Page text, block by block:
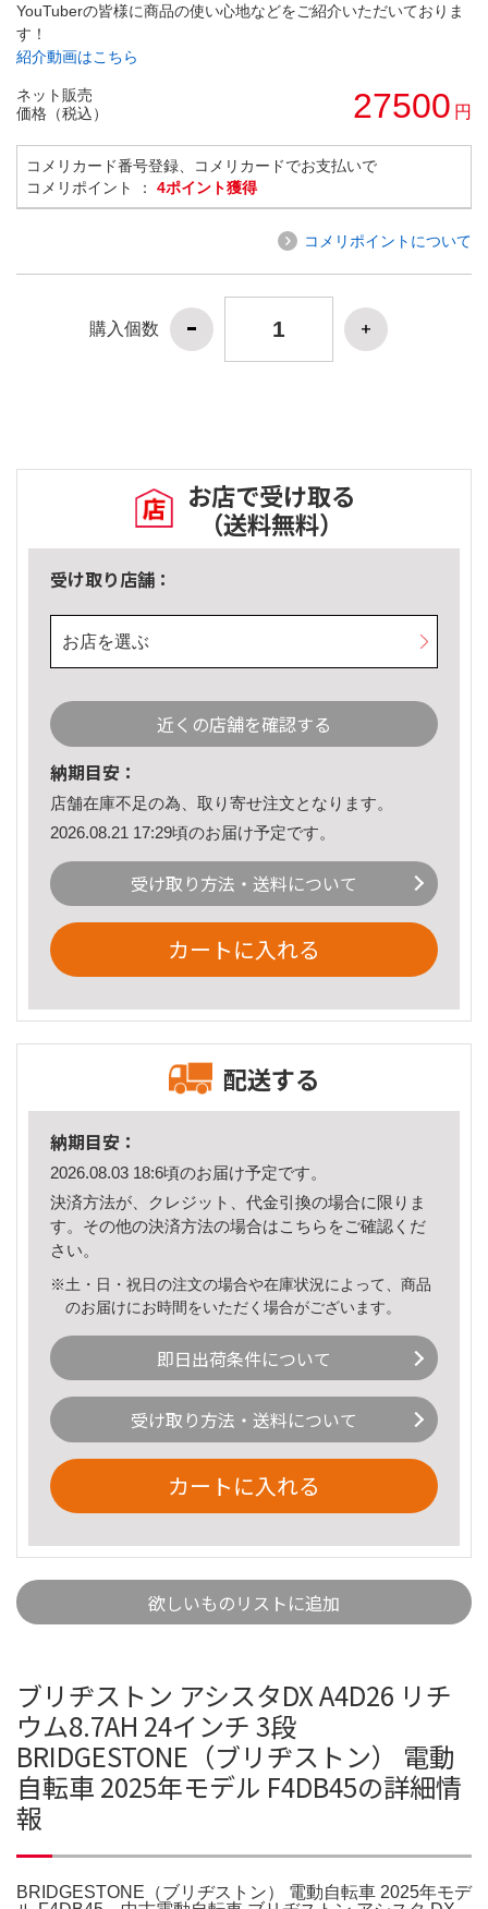
YouTuberの皆様に商品の使い心地などをご紹介いただいておりま
す！
紹介動画はこちら
ネット販売
価格（税込）
27500 円
コメリカード番号登録、コメリカードでお支払いで
コメリポイント ： 4ポイント獲得
コメリポイントについて
購入個数
お店で受け取る
（送料無料）
受け取り店舗：
お店を選ぶ
近くの店舗を確認する
納期目安：
店舗在庫不足の為、取り寄せ注文となります。
2026.08.21 17:29頃のお届け予定です。
受け取り方法・送料について
カートに入れる
配送する
納期目安：
2026.08.03 18:6頃のお届け予定です。
決済方法が、クレジット、代金引換の場合に限りま
す。その他の決済方法の場合はこちら をご確認くだ
さい。
※土・日・祝日の注文の場合や在庫状況によって、商品
のお届けにお時間をいただく場合がございます。
即日出荷条件について
受け取り方法・送料について
カートに入れる
欲しいものリストに追加
ブリヂストン アシスタDX A4D26 リチ
ウム8.7AH 24インチ 3段
BRIDGESTONE（ブリヂストン） 電動
自転車 2025年モデル F4DB45の詳細情
報
BRIDGESTONE（ブリヂストン） 電動自転車 2025年モデ